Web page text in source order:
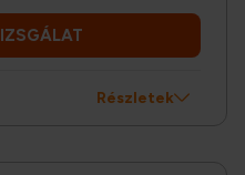
Részletek